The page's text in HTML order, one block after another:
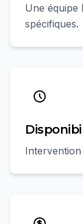
Une équipe
spécifiques.